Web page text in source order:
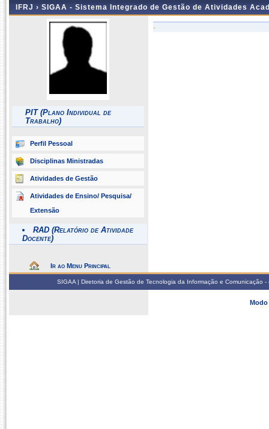
IFRJ › SIGAA - Sistema Integrado de Gestão de Atividades
PIT (Plano Individual de
Trabalho)
Perfil Pessoal
Disciplinas Ministradas
Atividades de Gestão
Atividades de Ensino/ Pesquisa/
Extensão
RAD (Relatório de Atividade
Docente)
Ir ao Menu Principal
-
SIGAA | Diretoria de Gestão de Tecnologia da Informação e
Modo